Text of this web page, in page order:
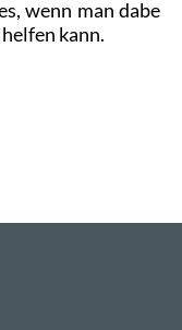
wenn man dabei
kann.